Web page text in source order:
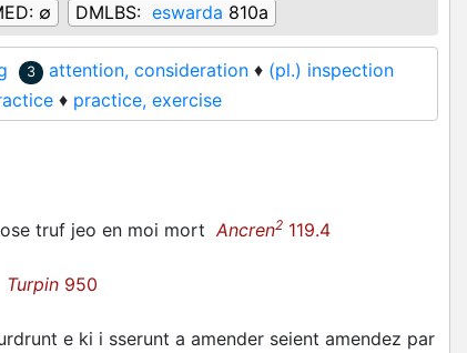
∅ DMLBS: eswarda 810a
3 attention, consideration ♦ (pl.) inspection
♦ practice, exercise
truf jeo en moi mortAncren2 119.4
Turpin 950
e ki i sserunt a amender seient amendez par